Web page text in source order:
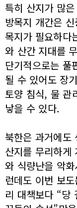
특히 산지가 많
방목지 개간은
목지가 필요하다
와 산간 지대를
단기적으로는 풀
될 수 있어도 장
토양 침식, 물 관
낳을 수 있다.
북한은 과거에도
산지를 무리하게
와 식량난을 악
런데도 이번 보
리 대책보다 “당